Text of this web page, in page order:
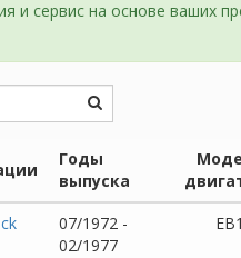
и сервис на основе ваших
Годы
выпуска
07/1972 -
02/1977
EB1